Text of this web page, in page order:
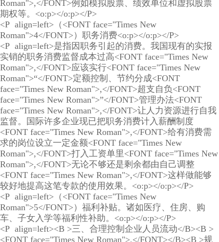
Roman">,</FONT>例如模拟股票、绩效单位和虚拟股票
期权等。<o:p></o:p></P>
<P align=left>（<FONT face="Times New
Roman">4</FONT>）职务消费<o:p></o:p></P>
<P align=left>是指因职务引起的消费。我国现有的实报
实销的职务消费监督成本过高<FONT face="Times New
Roman">,</FONT>应该实行<FONT face="Times New
Roman">“</FONT>定额控制、节约分成<FONT
face="Times New Roman">,</FONT>超支自负<FONT
face="Times New Roman">”</FONT>管理办法<FONT
face="Times New Roman">,</FONT>让人力资源进行自我
监督。国际许多企业现已把职务消费计入薪酬制度
<FONT face="Times New Roman">,</FONT>给有消费需
求的岗位设立一定金额<FONT face="Times New
Roman">,</FONT>打入工资单里<FONT face="Times New
Roman">,</FONT>无论不够还是剩余都由自己调整
<FONT face="Times New Roman">,</FONT>这样做能够
较好地提高这笔专款的使用效果。<o:p></o:p></P>
<P align=left>（<FONT face="Times New
Roman">5</FONT>）福利补贴。诸如医疗、住房、购
车、子女入学等福利性补助。<o:p></o:p></P>
<P align=left><B >三、合理控制企业人员流动</B><B >
<FONT face="Times New Roman">,</FONT></B><B >规